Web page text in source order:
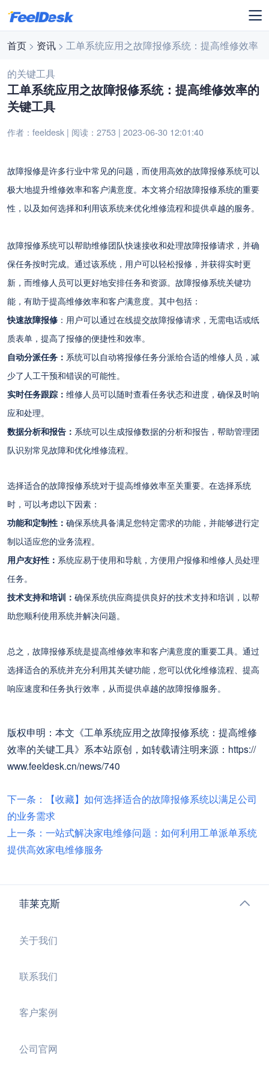
首页 > 资讯 > 工单系统应用之故障报修系统：提高维修效率
的关键工具
工单系统应用之故障报修系统：提高维修效率的
关键工具
作者：feeldesk | 阅读：2753 | 2023-06-30 12:01:40
故障报修是许多行业中常见的问题，而使用高效的故障报修系统可以
极大地提升维修效率和客户满意度。本文将介绍故障报修系统的重要
性，以及如何选择和利用该系统来优化维修流程和提供卓越的服务。
故障报修系统可以帮助维修团队快速接收和处理故障报修请求，并确
保任务按时完成。通过该系统，用户可以轻松报修，并获得实时更
新，而维修人员可以更好地安排任务和资源。故障报修系统关键功
能，有助于提高维修效率和客户满意度。其中包括：
快速故障报修 ：用户可以通过在线提交故障报修请求，无需电话或纸
质表单，提高了报修的便捷性和效率。
自动分派任务： 系统可以自动将报修任务分派给合适的维修人员，减
少了人工干预和错误的可能性。
实时任务跟踪：维修人员可以随时查看任务状态和进度，确保及时响
应和处理。
数据分析和报告： 系统可以生成报修数据的分析和报告，帮助管理团
队识别常见故障和优化维修流程。
选择适合的故障报修系统对于提高维修效率至关重要。在选择系统
时，可以考虑以下因素：
功能和定制性：确保系统具备满足您特定需求的功能，并能够进行定
制以适应您的业务流程。
用户友好性： 系统应易于使用和导航，方便用户报修和维修人员处理
任务。
技术支持和培训：确保系统供应商提供良好的技术支持和培训，以帮
助您顺利使用系统并解决问题。
总之，故障报修系统是提高维修效率和客户满意度的重要工具。通过
选择适合的系统并充分利用其关键功能，您可以优化维修流程、提高
响应速度和任务执行效率，从而提供卓越的故障报修服务。
版权申明：本文《工单系统应用之故障报修系统：提高维修
效率的关键工具》系本站原创，如转载请注明来源：https://
www.feeldesk.cn/news/740
下一条：【收藏】如何选择适合的故障报修系统以满足公司
的业务需求
上一条：一站式解决家电维修问题：如何利用工单派单系统
提供高效家电维修服务
菲莱克斯
关于我们
联系我们
客户案例
公司官网